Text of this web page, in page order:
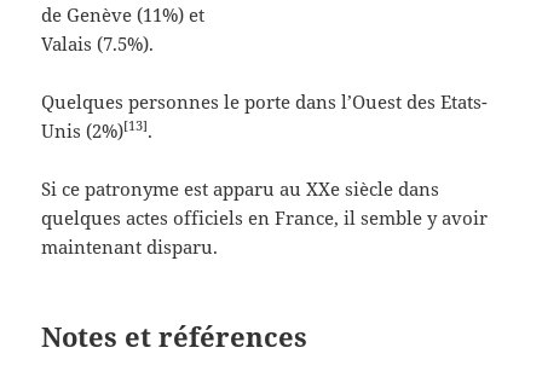
de Genève (11%) et
Valais (7.5%).
Quelques personnes le porte dans l’Ouest des Etats-
Unis (2%)[13].
Si ce patronyme est apparu au XXe siècle dans
quelques actes officiels en France, il semble y avoir
maintenant disparu.
Notes et références